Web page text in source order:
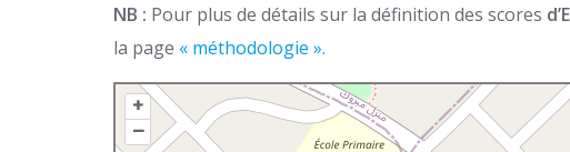
NB : Pour plus de détails sur la définition des scores
la page « méthodologie ».
+
–